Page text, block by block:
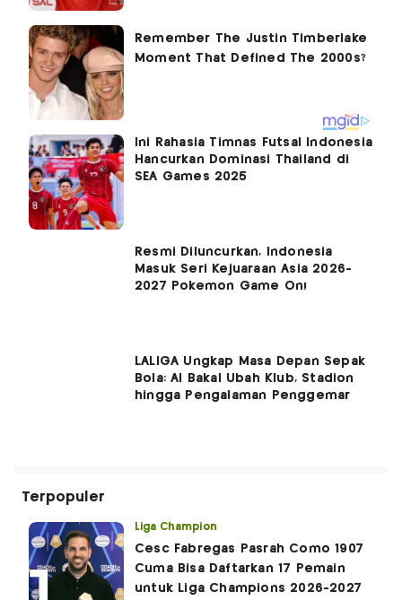
Ini Rahasia Timnas Futsal Indonesia
Hancurkan Dominasi Thailand di
SEA Games 2025
Resmi Diluncurkan, Indonesia
Masuk Seri Kejuaraan Asia 2026-
2027 Pokemon Game On!
LALIGA Ungkap Masa Depan Sepak
Bola: AI Bakal Ubah Klub, Stadion
hingga Pengalaman Penggemar
Terpopuler
Liga Champion
Cesc Fabregas Pasrah Como 1907
Cuma Bisa Daftarkan 17 Pemain
untuk Liga Champions 2026-2027